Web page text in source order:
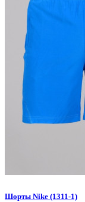
Шорты Nike (1311-1)